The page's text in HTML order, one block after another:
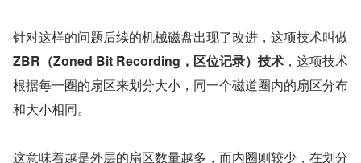
ZBR（Zoned Bit Recording，区位记录）技术 ，这项技术
根据每一圈的扇区来划分大小，同一个磁道圈内的扇区分布
和大小相同。
这意味着越是外层的扇区数量越多，而内圈则较少，在划分